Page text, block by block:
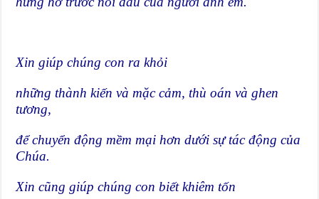
Xin giúp chúng con ra khỏi
những thành kiến và mặc cảm, thù oán và ghen
tương,
để chuyển động mềm mại hơn dưới sự tác động của
Chúa.
Xin cũng giúp chúng con biết khiêm tốn